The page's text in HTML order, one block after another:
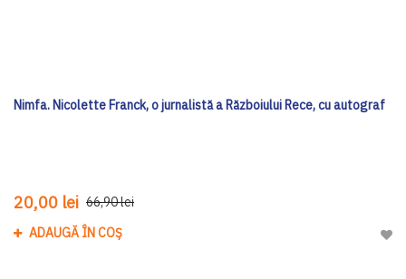
Nimfa. Nicolette Franck, o jurnalistă a Războiului Rece, cu autograf
20,00 lei 66,90 lei
ADAUGĂ ÎN COȘ